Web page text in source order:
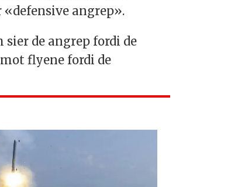
angrep».
de angrep fordi de
flyene fordi de